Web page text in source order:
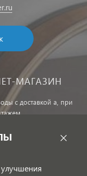
МАГАЗИН
с доставкой а, при